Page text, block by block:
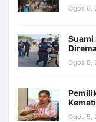
Ogos 6,
Suami
Ogos 6,
Ogos 5,